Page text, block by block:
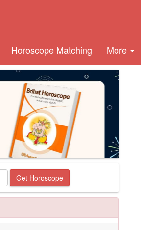
Horoscope Matching More
Get Horoscope